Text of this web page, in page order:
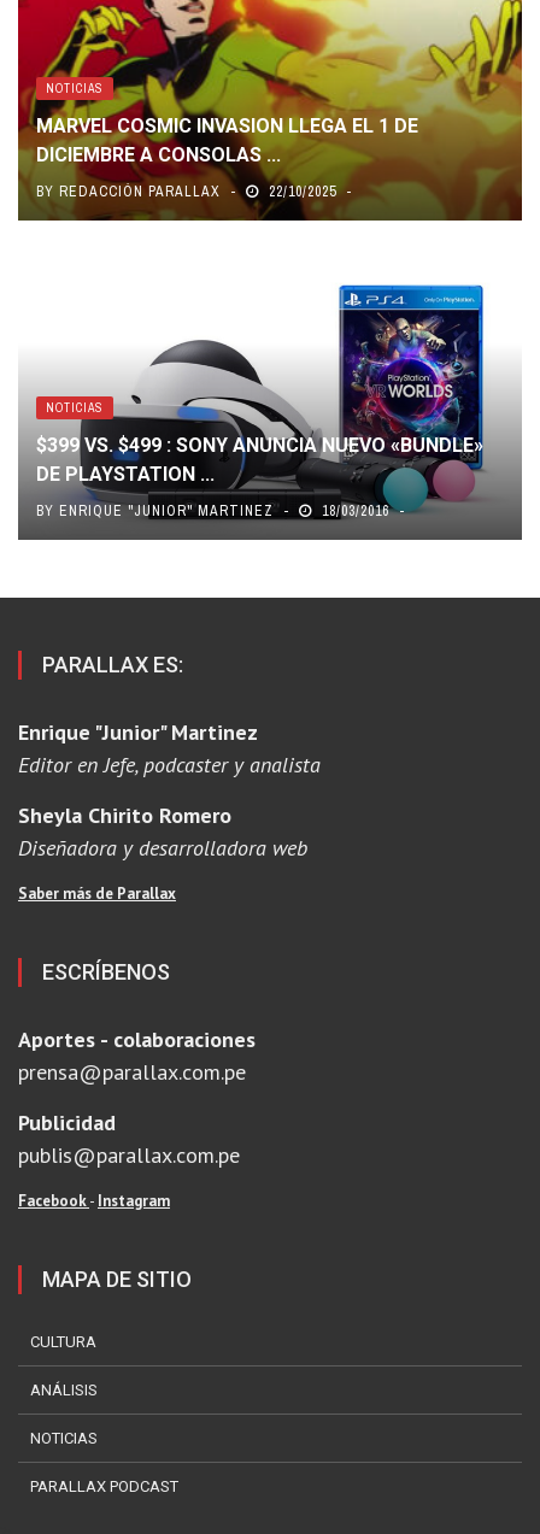
NOTICIAS
MARVEL COSMIC INVASION LLEGA EL 1 DE
DICIEMBRE A CONSOLAS ...
BY REDACCIÓN PARALLAX 22/10/2025
NOTICIAS
$399 VS. $499 : SONY ANUNCIA NUEVO «BUNDLE»
DE PLAYSTATION ...
BY ENRIQUE "JUNIOR" MARTINEZ 18/03/2016
PARALLAX ES:
Enrique "Junior" Martinez
Editor en Jefe, podcaster y analista
Sheyla Chirito Romero
Diseñadora y desarrolladora web
Saber más de Parallax
ESCRÍBENOS
Aportes - colaboraciones
prensa@parallax.com.pe
Publicidad
publis@parallax.com.pe
Facebook- Instagram
MAPA DE SITIO
CULTURA
ANÁLISIS
NOTICIAS
PARALLAX PODCAST